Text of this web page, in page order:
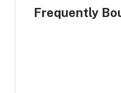
Frequently